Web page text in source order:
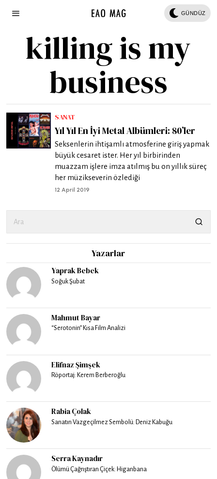
GÜNDÜZ
killing is my
business
SANAT
Yıl Yıl En İyi Metal Albümleri: 80’ler
Seksenlerin ihtişamlı atmosferine giriş yapmak
büyük cesaret ister. Her yıl birbirinden
muazzam işlere imza atılmış bu on yıllık süreç
her müzikseverin özlediği
12 April 2019
Yazarlar
Yaprak Bebek
Soğuk Şubat
Mahmut Bayar
“Serotonin” Kısa Film Analizi
Elifnaz Şimşek
Röportaj: Kerem Berberoğlu
Rabia Çolak
Sanatın Vazgeçilmez Sembolü: Deniz Kabuğu
Serra Kaynadır
Ölümü Çağrıştıran Çiçek: Higanbana